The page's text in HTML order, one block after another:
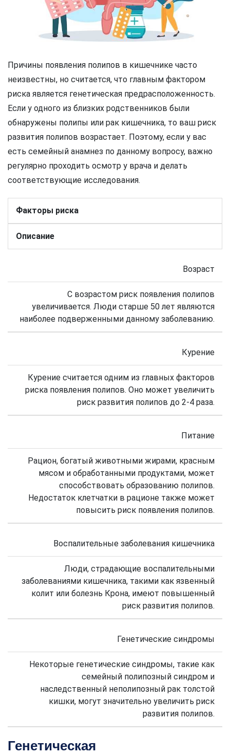
Причины появления полипов в кишечнике часто
неизвестны, но считается, что главным фактором
риска является генетическая предрасположенность.
Если у одного из близких родственников были
обнаружены полипы или рак кишечника, то ваш риск
развития полипов возрастает. Поэтому, если у вас
есть семейный анамнез по данному вопросу, важно
регулярно проходить осмотр у врача и делать
соответствующие исследования.
Факторы риска
Описание
Возраст
С возрастом риск появления полипов
увеличивается. Люди старше 50 лет являются
наиболее подверженными данному заболеванию.
Курение
Курение считается одним из главных факторов
риска появления полипов. Оно может увеличить
риск развития полипов до 2-4 раза.
Питание
Рацион, богатый животными жирами, красным
мясом и обработанными продуктами, может
способствовать образованию полипов.
Недостаток клетчатки в рационе также может
повысить риск появления полипов.
Воспалительные заболевания кишечника
Люди, страдающие воспалительными
заболеваниями кишечника, такими как язвенный
колит или болезнь Крона, имеют повышенный
риск развития полипов.
Генетические синдромы
Некоторые генетические синдромы, такие как
семейный полипозный синдром и
наследственный неполипозный рак толстой
кишки, могут значительно увеличить риск
развития полипов.
Генетическая